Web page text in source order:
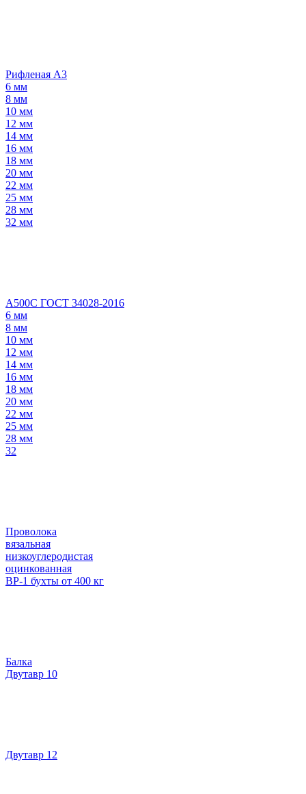
Рифленая А3
6 мм
8 мм
10 мм
12 мм
14 мм
16 мм
18 мм
20 мм
22 мм
25 мм
28 мм
32 мм
А500С ГОСТ 34028-2016
6 мм
8 мм
10 мм
12 мм
14 мм
16 мм
18 мм
20 мм
22 мм
25 мм
28 мм
32
Проволока
вязальная
низкоуглеродистая
оцинкованная
ВР-1 бухты от 400 кг
Балка
Двутавр 10
Двутавр 12